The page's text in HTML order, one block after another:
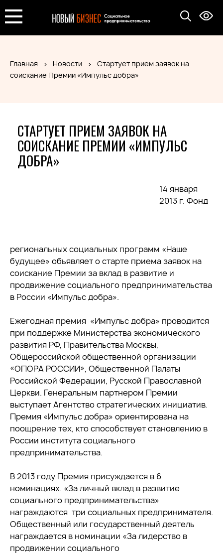
Главная Новости
Стартует прием заявок на
соискание Премии «Импульс добра»
СТАРТУЕТ ПРИЕМ ЗАЯВОК НА
СОИСКАНИЕ ПРЕМИИ «ИМПУЛЬС
ДОБРА»
14 января
2013 г. Фонд
региональных социальных программ «Наше
будущее» объявляет о старте приема заявок на
соискание Премии за вклад в развитие и
продвижение социального предпринимательства
в России «Импульс добра».
Ежегодная премия «Импульс добра» проводится
при поддержке Министерства экономического
развития РФ, Правительства Москвы,
Общероссийской общественной организации
«ОПОРА РОССИИ», Общественной Палаты
Российской Федерации, Русской Православной
Церкви. Генеральным партнером Премии
выступает Агентство стратегических инициатив.
Премия «Импульс добра» ориентирована на
поощрение тех, кто способствует становлению в
России института социального
предпринимательства.
В 2013 году Премия присуждается в 6
номинациях. «За личный вклад в развитие
социального предпринимательства»
награждаются три социальных предпринимателя.
Общественный или государственный деятель
награждается в номинации «За лидерство в
продвижении социального